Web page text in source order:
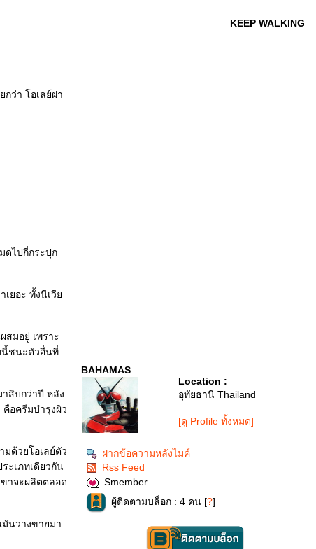
KEEP WALKING
กว่า โอเลย์ฝา
ดไปกี่กระปุก
เยอะ ทั้งนีเวี
สมอยู่ เพราะ
นี้ชนะตัวอื่นที่
สิบกว่าปี หลัง
อครีมบำรุงผิว
ด้วยโอเลย์ตัว
ะเภทเดียวกัน
าจะผลิตตลอด
นวางขายมา
BAHAMAS
Location :
อุทัยธานี Thailand
[ดู Profile ทั้งหมด]
ฝากข้อความหลังไมค์
Rss Feed
Smember
ผู้ติดตามบล็อก : 4 คน [?]